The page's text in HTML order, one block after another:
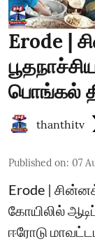
Erode |
பொங்கல்
thanthitv
Published on: 07
Erode |
கோயிலில்
ஈரோடு